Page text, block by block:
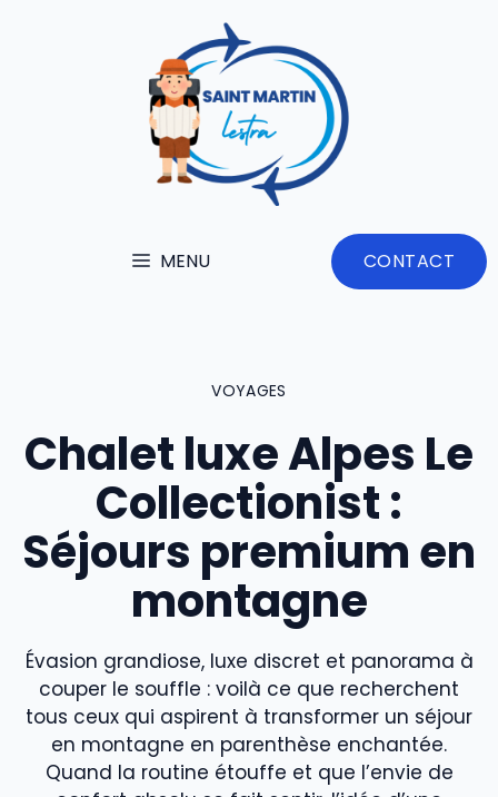
MENU CONTACT
VOYAGES
Chalet luxe Alpes Le
Collectionist :
Séjours premium en
montagne
Évasion grandiose, luxe discret et panorama à
couper le souffle : voilà ce que recherchent
tous ceux qui aspirent à transformer un séjour
en montagne en parenthèse enchantée.
Quand la routine étouffe et que l’envie de